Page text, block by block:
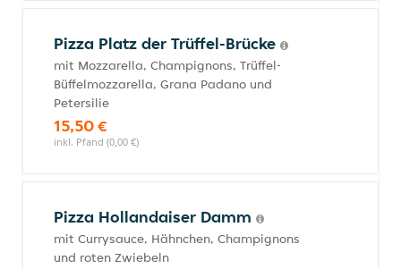
Pizza Platz der Trüffel-Brücke
mit Mozzarella, Champignons, Trüffel-
Büffelmozzarella, Grana Padano und
Petersilie
15,50 €
inkl. Pfand (0,00 €)
Pizza Hollandaiser Damm
mit Currysauce, Hähnchen, Champignons
und roten Zwiebeln